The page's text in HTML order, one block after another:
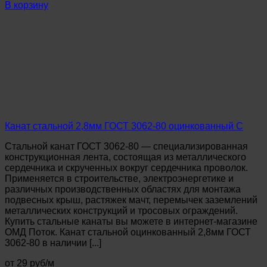
стальной
В корзину
Канат стальной 2,8мм ГОСТ 3062-80 оцинкованный С
Стальной канат ГОСТ 3062-80 — специализированная
конструкционная лента, состоящая из металлического
сердечника и скрученных вокруг сердечника проволок.
Применяется в строительстве, электроэнергетике и
различных производственных областях для монтажа
подвесных крыш, растяжек мачт, перемычек заземлений
металлических конструкций и тросовых ограждений.
Купить стальные канаты вы можете в интернет-магазине
ОМД Поток. Канат стальной оцинкованный 2,8мм ГОСТ
3062-80 в наличии [...]
от 29 руб/м